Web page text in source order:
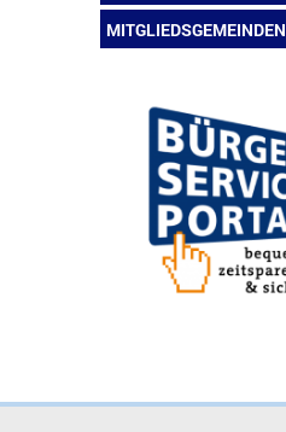
MITGLIEDSGEMEINDEN